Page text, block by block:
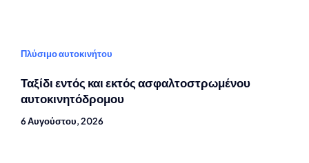
Πλύσιμο αυτοκινήτου
Ταξίδι εντός και εκτός ασφαλτοστρωμένου
αυτοκινητόδρομου
6 Αυγούστου, 2026